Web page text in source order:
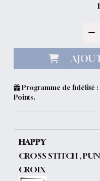
Programme de fidélité
Points.
HAPPY
CROSS STITCH ,
CROIX